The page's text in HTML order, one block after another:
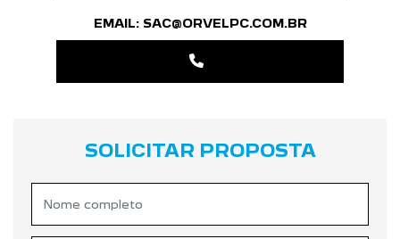
SOLICITAR PROPOSTA
EMAIL: SAC@ORVELPC.COM.BR